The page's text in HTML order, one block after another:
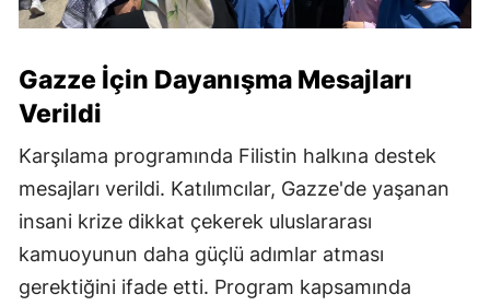
Gazze İçin Dayanışma Mesajları
Verildi
Karşılama programında Filistin halkına destek
mesajları verildi. Katılımcılar, Gazze'de yaşanan
insani krize dikkat çekerek uluslararası
kamuoyunun daha güçlü adımlar atması
gerektiğini ifade etti. Program kapsamında